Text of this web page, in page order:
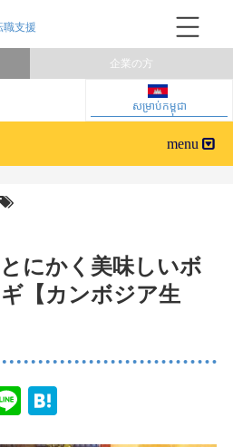
សម្រាប់កម្ពុជា
企業の方
にかく美味しいボ
【カンボジア生
Line